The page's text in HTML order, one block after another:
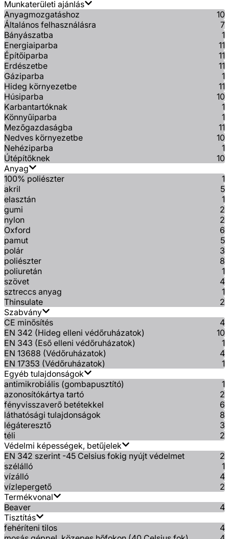
Munkaterületi ajánlás
Anyagmozgatáshoz
10
Általános felhasználásra
7
Bányászatba
1
Energiaiparba
11
Építőiparba
11
Erdészetbe
11
Gáziparba
1
Hideg környezetbe
11
Húsiparba
10
Karbantartóknak
1
Könnyűiparba
1
Mezőgazdaságba
11
Nedves környezetbe
10
Nehéziparba
1
Útépítőknek
10
Anyag
100% poliészter
1
akril
5
elasztán
1
gumi
2
nylon
2
Oxford
6
pamut
5
polár
3
poliészter
8
poliuretán
1
szövet
4
sztreccs anyag
1
Thinsulate
2
Szabvány
CE minősítés
4
EN 342 (Hideg elleni védőruházatok)
10
EN 343 (Eső elleni védőruházatok)
1
EN 13688 (Védőruházatok)
4
EN 17353 (Védőruházatok)
1
Egyéb tulajdonságok
antimikrobiális (gombapusztító)
1
azonosítókártya tartó
2
fényvisszaverő betétekkel
6
láthatósági tulajdonságok
8
légáteresztő
3
téli
2
Védelmi képességek, betűjelek
EN 342 szerint -45 Celsius fokig nyújt védelmet
2
szélálló
1
vízálló
4
vízlepergető
2
Termékvonal
Beaver
4
Tisztítás
fehéríteni tilos
4